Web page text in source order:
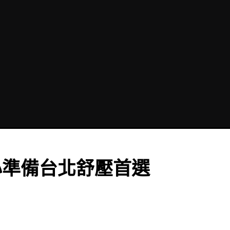
備台北舒壓首選